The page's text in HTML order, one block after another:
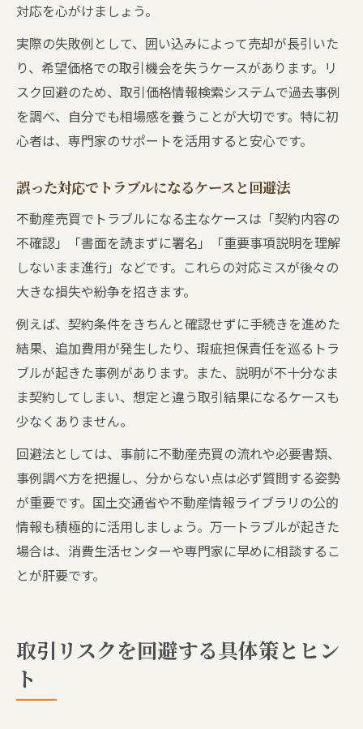
対応を心がけましょう。
実際の失敗例として、囲い込みによって売却が長引いた
り、希望価格での取引機会を失うケースがあります。リ
スク回避のため、取引価格情報検索システムで過去事例
を調べ、自分でも相場感を養うことが大切です。特に初
心者は、専門家のサポートを活用すると安心です。
誤った対応でトラブルになるケースと回避法
不動産売買でトラブルになる主なケースは「契約内容の
不確認」「書面を読まずに署名」「重要事項説明を理解
しないまま進行」などです。これらの対応ミスが後々の
大きな損失や紛争を招きます。
例えば、契約条件をきちんと確認せずに手続きを進めた
結果、追加費用が発生したり、瑕疵担保責任を巡るトラ
ブルが起きた事例があります。また、説明が不十分なま
ま契約してしまい、想定と違う取引結果になるケースも
少なくありません。
回避法としては、事前に不動産売買の流れや必要書類、
事例調べ方を把握し、分からない点は必ず質問する姿勢
が重要です。国土交通省や不動産情報ライブラリの公的
情報も積極的に活用しましょう。万一トラブルが起きた
場合は、消費生活センターや専門家に早めに相談するこ
とが肝要です。
取引リスクを回避する具体策とヒン
ト